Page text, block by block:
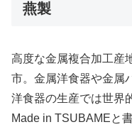
燕製
高度な金属複合加工産
市。金属洋食器や金属
洋食器の生産では世界
Made in TSUBAMEと